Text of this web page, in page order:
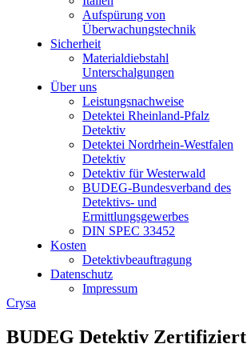
Aufspürung von
Überwachungstechnik
Sicherheit
Materialdiebstahl
Unterschalgungen
Über uns
Leistungsnachweise
Detektei Rheinland-Pfalz
Detektiv
Detektei Nordrhein-Westfalen
Detektiv
Detektiv für Westerwald
BUDEG-Bundesverband des
Detektivs- und
Ermittlungsgewerbes
DIN SPEC 33452
Kosten
Detektivbeauftragung
Datenschutz
Impressum
Crysa
BUDEG Detektiv Zertifiziert